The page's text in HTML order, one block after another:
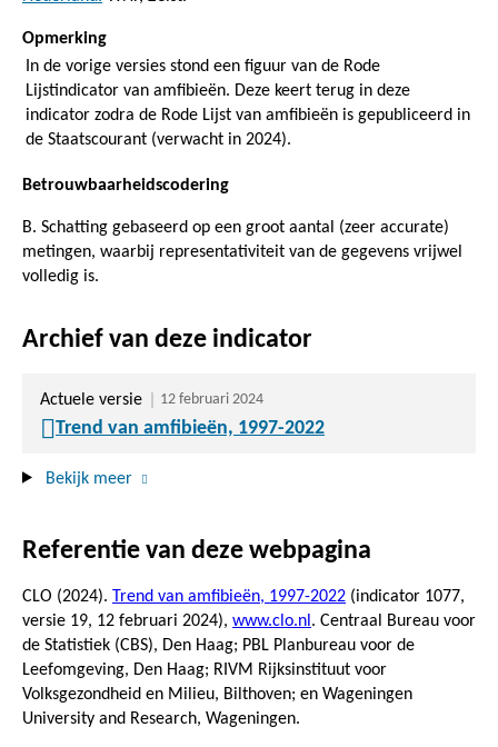
Opmerking
In de vorige versies stond een figuur van de Rode
Lijstindicator van amfibieën. Deze keert terug in deze
indicator zodra de Rode Lijst van amfibieën is gepubliceerd in
de Staatscourant (verwacht in 2024).
Betrouwbaarheidscodering
B. Schatting gebaseerd op een groot aantal (zeer accurate)
metingen, waarbij representativiteit van de gegevens vrijwel
volledig is.
Archief van deze indicator
Actuele versie 12 februari 2024
Trend van amfibieën, 1997-2022
Bekijk meer
Referentie van deze webpagina
CLO (2024). Trend van amfibieën, 1997-2022 (indicator 1077,
versie 19, 12 februari 2024), www.clo.nl . Centraal Bureau voor
de Statistiek (CBS), Den Haag; PBL Planbureau voor de
Leefomgeving, Den Haag; RIVM Rijksinstituut voor
Volksgezondheid en Milieu, Bilthoven; en Wageningen
University and Research, Wageningen.